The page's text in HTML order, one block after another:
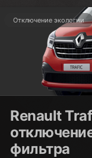
Отключение экологии
Renault
фильтра